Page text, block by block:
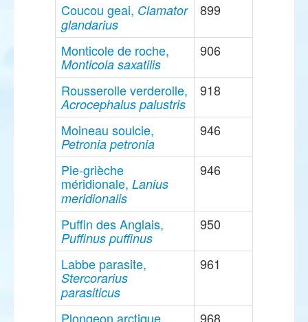
Coucou geai, Clamator
glandarius
899
Monticole de roche,
Monticola saxatilis
906
Rousserolle verderolle,
Acrocephalus palustris
918
Moineau soulcie,
Petronia petronia
946
Pie-grièche
méridionale, Lanius
meridionalis
946
Puffin des Anglais,
Puffinus puffinus
950
Labbe parasite,
Stercorarius
parasiticus
961
Plongeon arctique, 968